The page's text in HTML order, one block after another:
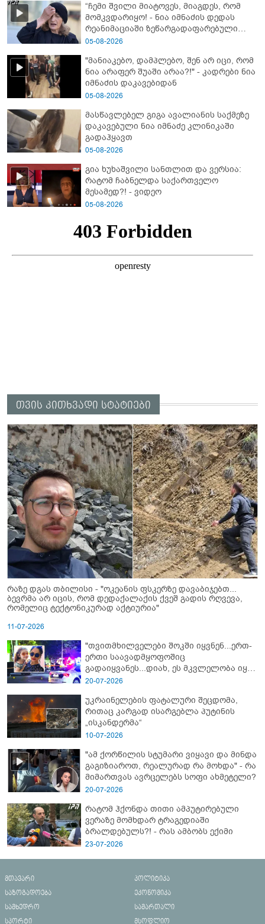
“ჩემი შვილი მიატოვეს, მიაგდეს, რომ
მომკვდარიყო! - ნია იმნაძის დედას
რეანიმაციაში ზეწარგადაფარებული
შვილი არ უნახავს” - გიგა ავალიანის
05-08-2026
"მანიაკებო, დამპლებო, შენ არ იცი, რომ
ნია არაფერ შუაში არაა?!" - კადრები ნია
იმნაძის დაკავებიდან
05-08-2026
მასწავლებელ გიგა ავალიანის საქმეზე
დაკავებული ნია იმნაძე კლინიკაში
გადაჰყავთ
05-08-2026
გია ხუხაშვილი სანთლით და ვერსია:
რატომ ჩაბნელდა საქართველო
მესამედ?! - ვიდეო
05-08-2026
თვის კითხვადი სტატიები
რაზე დგას თბილისი - "ოკეანის ფსკერზე დავაბიჯებთ...
ბევრმა არ იცის, რომ დედაქალაქის ქვეშ გადის რღვევა,
რომელიც ტექტონიკურად აქტიურია"
11-07-2026
"თვითმხილველები შოკში იყვნენ...ერთ-
ერთი საავადმყოფოშიც
გადაიყვანეს...დიახ, ეს მკვლელობა იყო"
- გორში დატრიალებული ტრაგედიის
20-07-2026
უკრაინელების ფატალური შეცდომა,
რითაც კარგად ისარგებლა პუტინის
„ისკანდერმა“
10-07-2026
"ამ ქორწილის სტუმარი ვიყავი და მინდა
გაგიზიაროთ, რეალურად რა მოხდა" - რა
მიმართვას ავრცელებს სოფი ახმეტელი?
20-07-2026
რატომ ჰქონდა თითი ამპუტირებული
ვერაზე მომხდარ ტრაგედიაში
ბრალდებულს?! - რას ამბობს ექიმი
23-07-2026
მთავარი
პოლიტიკა
საზოგადოება
ეკონომიკა
სამხედრო
სამართალი
სპორტი
მსოფლიო